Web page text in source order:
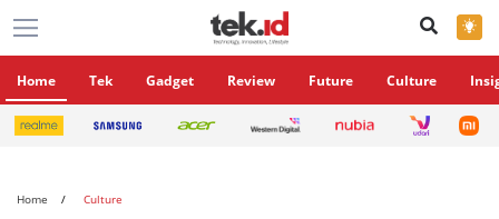
×
Home Tek Gadget Review Future Culture
Home Culture